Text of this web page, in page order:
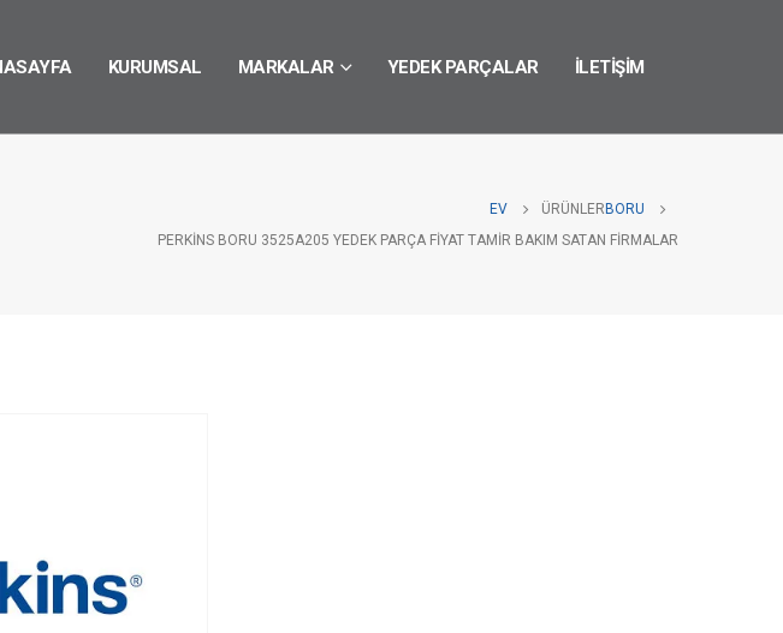
KURUMSAL MARKALAR YEDEK PARÇALAR İLETIŞIM
EV ÜRÜNLER BORU
PERKINS BORU 3525A205 YEDEK PARÇA FIYAT TAMIR BAKIM SATAN FIRMALAR